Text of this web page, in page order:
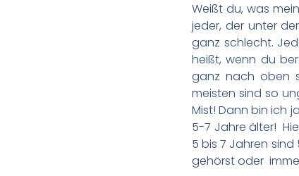
Weißt du, was
jeder, der unter
ganz schlecht.
heißt, wenn du
ganz nach oben
meisten sind so
Mist! Dann bin ich
5-7 Jahre älter!
5 bis 7 Jahren
gehörst oder